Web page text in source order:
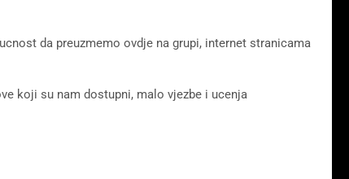
da preuzmemo ovdje na grupi, internet stranicama
koji su nam dostupni, malo vjezbe i ucenja